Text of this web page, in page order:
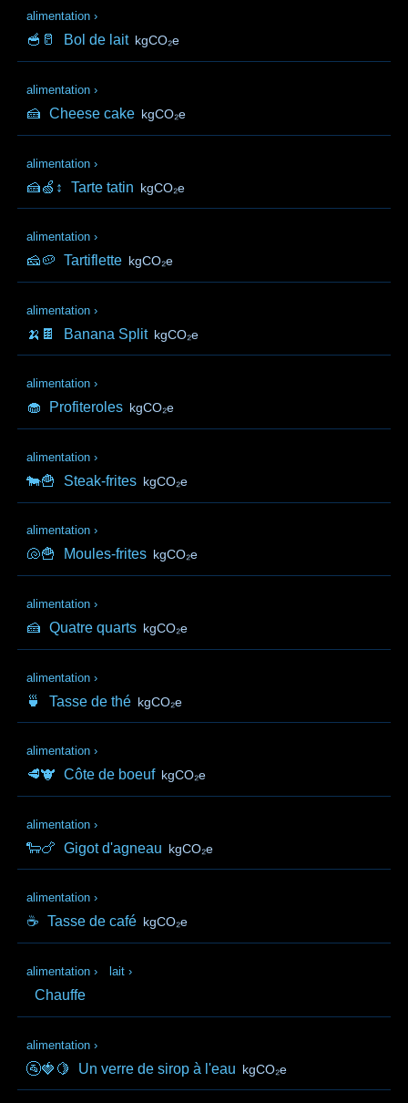
alimentation ›
🥣🥛 Bol de lait kgCO₂e
alimentation ›
🍰 Cheese cake kgCO₂e
alimentation ›
🍰🍏↕️ Tarte tatin kgCO₂e
alimentation ›
🧀🥔 Tartiflette kgCO₂e
alimentation ›
🍌🍫 Banana Split kgCO₂e
alimentation ›
🧁 Profiteroles kgCO₂e
alimentation ›
🐄🍟 Steak-frites kgCO₂e
alimentation ›
🐚🍟 Moules-frites kgCO₂e
alimentation ›
🍰 Quatre quarts kgCO₂e
alimentation ›
🍵 Tasse de thé kgCO₂e
alimentation ›
🥩🐮 Côte de boeuf kgCO₂e
alimentation ›
🐑🍗 Gigot d'agneau kgCO₂e
alimentation ›
☕ Tasse de café kgCO₂e
alimentation › lait ›
Chauffe
alimentation ›
🚰🍓🍋 Un verre de sirop à l'eau kgCO₂e